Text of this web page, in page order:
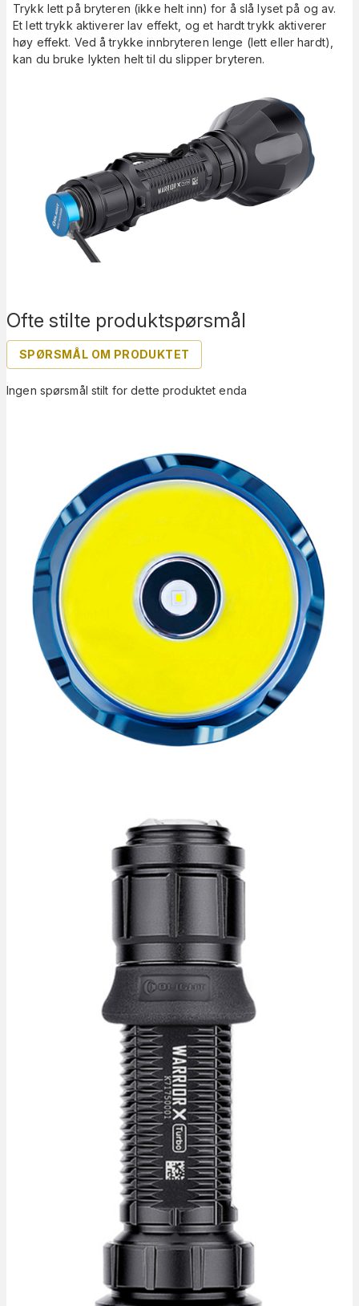
Ofte stilte produktspørsmål
SPØRSMÅL OM PRODUKTET
Ingen spørsmål stilt for dette produktet enda
Trykk lett på bryteren (ikke helt inn) for å slå lyset på og av.
Et lett trykk aktiverer lav effekt, og et hardt trykk aktiverer
høy effekt. Ved å trykke innbryteren lenge (lett eller hardt),
kan du bruke lykten helt til du slipper bryteren.